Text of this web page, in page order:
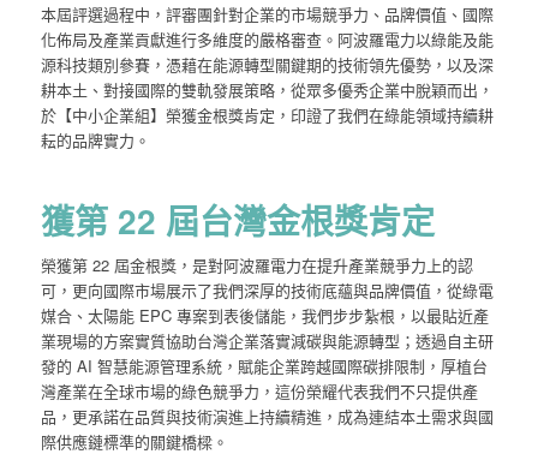
本屆評選過程中，評審團針對企業的市場競爭力、品牌價值、國際
化佈局及產業貢獻進行多維度的嚴格審查。阿波羅電力以綠能及能
源科技類別參賽，憑藉在能源轉型關鍵期的技術領先優勢，以及深
耕本土、對接國際的雙軌發展策略，從眾多優秀企業中脫穎而出，
於【中小企業組】榮獲金根獎肯定，印證了我們在綠能領域持續耕
耘的品牌實力。
獲第 22 屆台灣金根獎肯定
榮獲第 22 屆金根獎，是對阿波羅電力在提升產業競爭力上的認
可，更向國際市場展示了我們深厚的技術底蘊與品牌價值，從綠電
媒合、太陽能 EPC 專案到表後儲能，我們步步紮根，以最貼近產
業現場的方案實質協助台灣企業落實減碳與能源轉型；透過自主研
發的 AI 智慧能源管理系統，賦能企業跨越國際碳排限制，厚植台
灣產業在全球市場的綠色競爭力，這份榮耀代表我們不只提供產
品，更承諾在品質與技術演進上持續精進，成為連結本土需求與國
際供應鏈標準的關鍵橋樑。